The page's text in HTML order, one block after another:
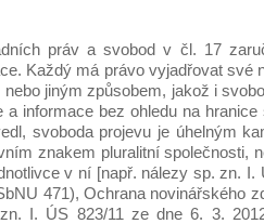
práv a svobod v čl. 17
Každý má právo vyjadřovat své
jiným způsobem, jakož i
a informace bez ohledu na
svoboda projevu je úhelným
znakem pluralitní společnosti,
v ní [např. nálezy sp. zn. I.
471), Ochrana novinářského
I. ÚS 823/11 ze dne 6. 3.